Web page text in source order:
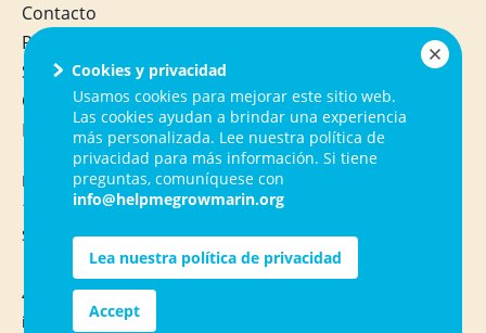
Cookies y privacidad
Usamos cookies para mejorar este sitio web.
Las cookies ayudan a brindar una experiencia
más personalizada. Lee nuestra política de
privacidad para más información. Si tiene
preguntas, comuníquese con
info@helpmegrowmarin.org
Lea nuestra política de privacidad
Accept
Contacto
PF
Servicios
Ocupaciones
Recursos
Help Me Grow Marin
1050 Northgate Drive, Suite 130
San Rafael, CA 94903
415.720.1283
info@helpmegrowmarin.org